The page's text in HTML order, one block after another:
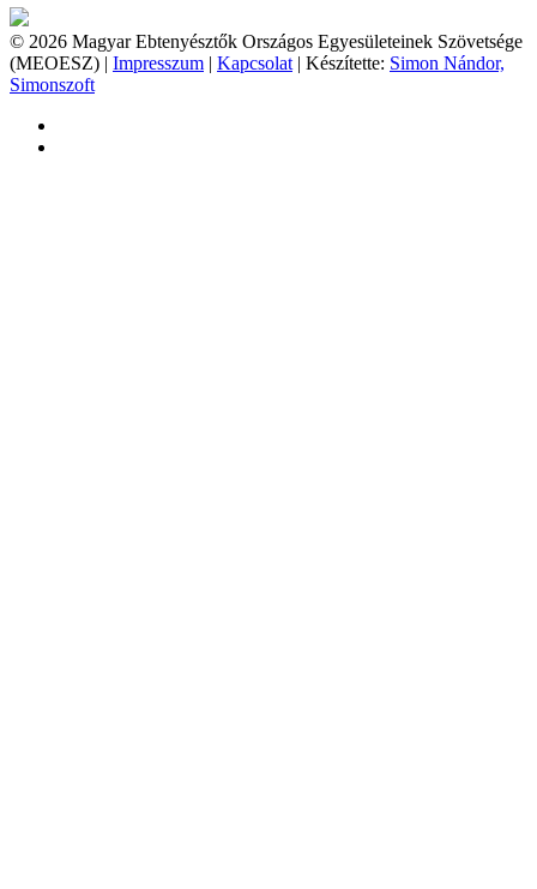
© 2026 Magyar Ebtenyésztők Országos Egyesületeinek Szövetsége
(MEOESZ) | Impresszum | Kapcsolat | Készítette: Simon Nándor,
Simonszoft